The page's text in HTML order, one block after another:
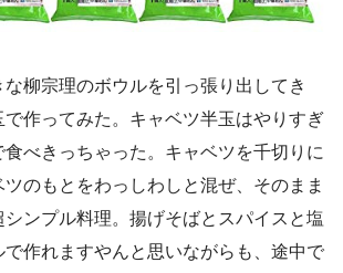
柳宗理のボウルを引っ張り出してき
で作ってみた。キャベツ半玉はやりすぎ
べきっちゃった。キャベツを千切りに
ツのもとをわっしわしと混ぜ、そのまま
ンプル料理。揚げそばとスパイスと塩
で作れますやんと思いながらも、途中で